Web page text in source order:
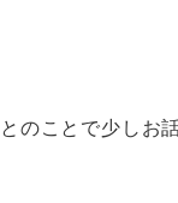
のことで少しお